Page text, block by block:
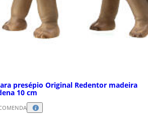
presépio Original Redentor madeira
10 cm